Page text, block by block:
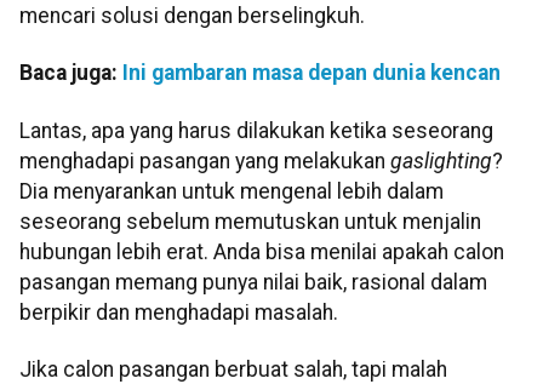
mencari solusi dengan berselingkuh.
Baca juga: Ini gambaran masa depan dunia kencan
Lantas, apa yang harus dilakukan ketika seseorang
menghadapi pasangan yang melakukan gaslighting?
Dia menyarankan untuk mengenal lebih dalam
seseorang sebelum memutuskan untuk menjalin
hubungan lebih erat. Anda bisa menilai apakah calon
pasangan memang punya nilai baik, rasional dalam
berpikir dan menghadapi masalah.
Jika calon pasangan berbuat salah, tapi malah